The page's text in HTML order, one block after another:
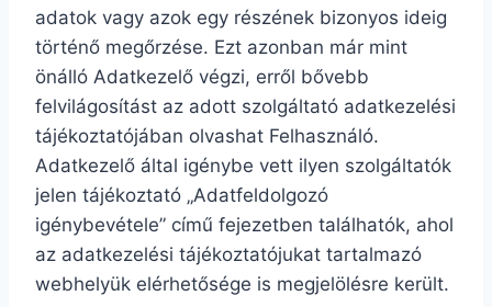
adatok vagy azok egy részének bizonyos ideig
történő megőrzése. Ezt azonban már mint
önálló Adatkezelő végzi, erről bővebb
felvilágosítást az adott szolgáltató adatkezelési
tájékoztatójában olvashat Felhasználó.
Adatkezelő által igénybe vett ilyen szolgáltatók
jelen tájékoztató „Adatfeldolgozó
igénybevétele” című fejezetben találhatók, ahol
az adatkezelési tájékoztatójukat tartalmazó
webhelyük elérhetősége is megjelölésre került.